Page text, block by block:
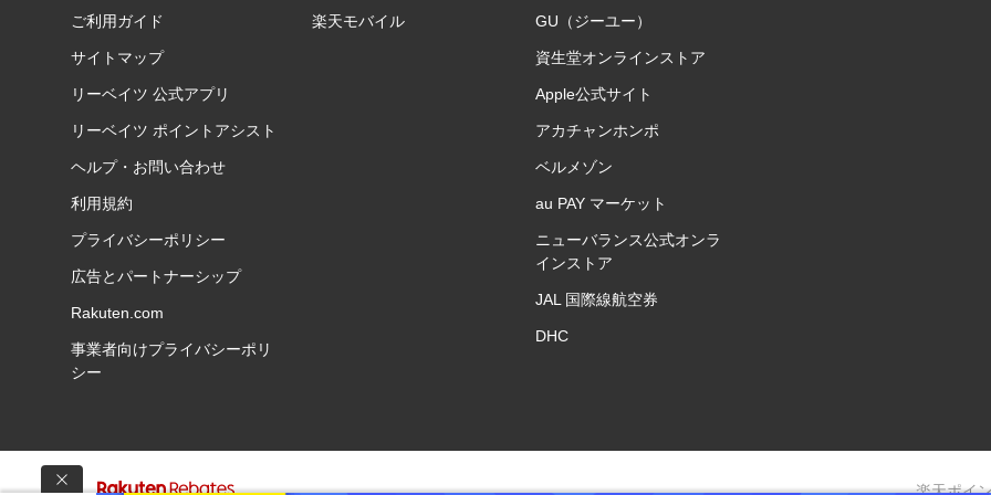
ご利用ガイド
サイトマップ
リーベイツ 公式アプリ
リーベイツ ポイントアシスト
ヘルプ・お問い合わせ
利用規約
プライバシーポリシー
広告とパートナーシップ
Rakuten.com
事業者向けプライバシーポリ
シー
楽天モバイル GU（ジーユー）
資生堂オンラインストア
Apple公式サイト
アカチャンホンポ
ベルメゾン
au PAY マーケット
ニューバランス公式オンラ
インストア
JAL 国際線航空券
DHC
楽天ポイ